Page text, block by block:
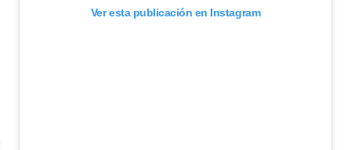
Ver esta publicación en Instagram